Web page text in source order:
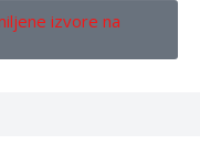
izvore na